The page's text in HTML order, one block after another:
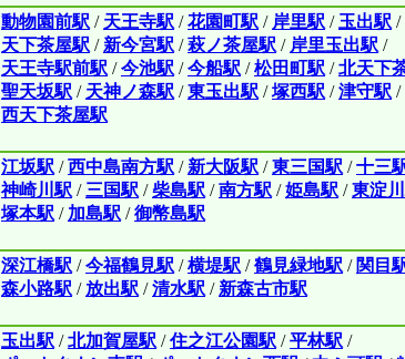
動物園前駅 / 天王寺駅 /花園町駅 / 岸里駅 / 玉出駅 /
天下茶屋駅 / 新今宮駅 /萩ノ茶屋駅 / 岸里玉出駅 /
天王寺駅前駅 /今池駅 /今船駅 /松田町駅 /北天下
聖天坂駅 / 天神ノ森駅 /東玉出駅 /塚西駅 /津守駅 /
西天下茶屋駅
江坂駅 /西中島南方駅 / 新大阪駅 /東三国駅 /十三
神崎川駅 / 三国駅 /柴島駅 /南方駅 /姫島駅 /東淀
塚本駅 / 加島駅 /御幣島駅
深江橋駅 /今福鶴見駅 /横堤駅 /鶴見緑地駅 / 関目
森小路駅 / 放出駅 /清水駅 / 新森古市駅
玉出駅 /北加賀屋駅 /住之江公園駅 /平林駅 /